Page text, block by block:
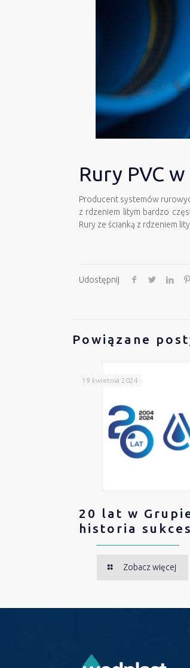
Rury PVC
Producent systemów
z rdzeniem litym bardzo
Rury ze ścianką z rdzeniem
Udostępnij
Powiązane
19 kwietnia 2024
20 lat w
historia
Zobacz więcej